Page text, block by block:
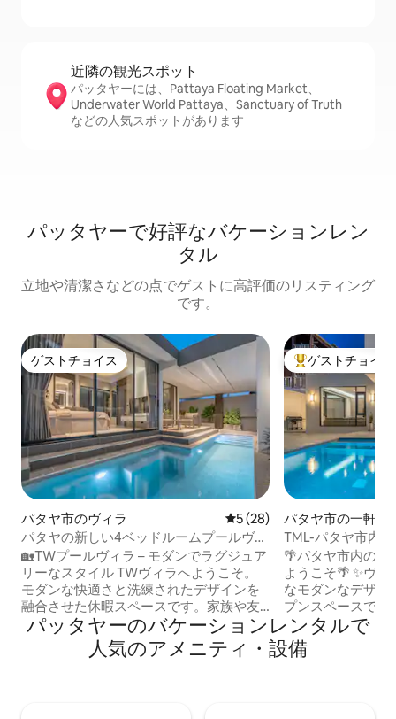
近隣の観光ス⁠ポ⁠ッ⁠ト
パッタヤーには、Pattaya Floating Market、
Underwater World Pattaya、Sanctuary of Truth
などの人気スポットがあります
パッタヤーで好評なバケーションレン
タル
立地や清潔さなどの点でゲストに高評価のリスティング
です。
ゲストチョイス
ゲストチョイス
パタヤ市のヴィラ レビュー28件、5つ星中5つ
5 (28)
パタヤの新しい4ベッドルームプールヴィ
ラ／パタヤTWラグジュアリー滞在プール
ヴィラ
🏡TWプールヴィラ – モダンでラグジュア
リーなスタイル TWヴィラへようこそ。
モダンな快適さと洗練されたデザインを
融合させた休暇スペースです。家族や友
人との集まりであっても、快適で忘れら
れない滞在をお楽しみいただけます。 ✨
快適な空間 建物面積約160平方メートル
大好評のゲスト
ゲストチョイス
パタヤ市の一軒家
TML-パタヤ市内
ィラ | 4ベッドル
KTV個室、オー
ン | 生活に便利
🌴パタヤ市内のプ
ようこそ🌴 ✨ヴィラ全体は軽やかで豪華
なモダンなデザイ
プンスペースで、
のリラックス感を
利な生活も実現し
友人との集まり、
パッタヤーのバケーションレンタルで
人気のアメニティ・設備